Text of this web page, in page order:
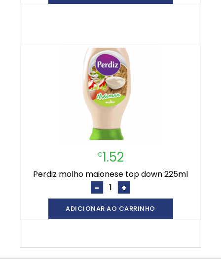
€1.52
perdiz molho maionese top down 225ml
- +
ADICIONAR AO CARRINHO